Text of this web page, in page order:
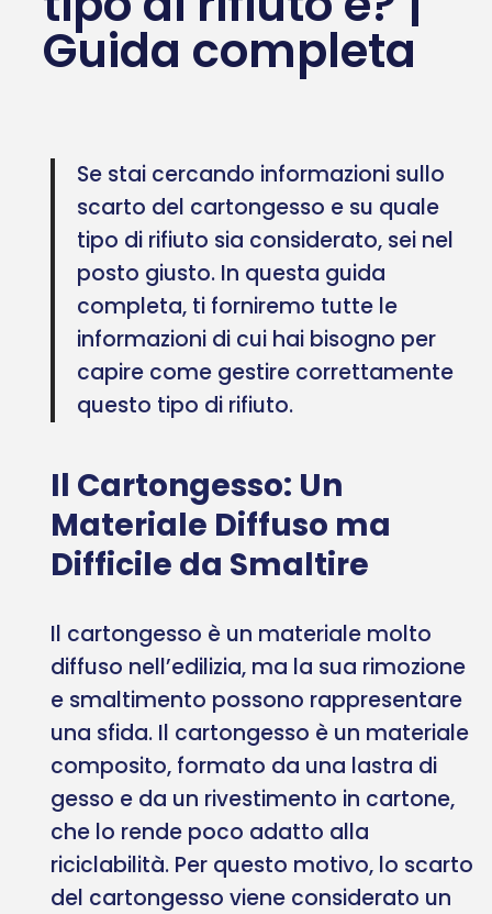
Guida completa
Se stai cercando informazioni sullo
scarto del cartongesso e su quale
tipo di rifiuto sia considerato, sei nel
posto giusto. In questa guida
completa, ti forniremo tutte le
informazioni di cui hai bisogno per
capire come gestire correttamente
questo tipo di rifiuto.
Il Cartongesso: Un
Materiale Diffuso ma
Difficile da Smaltire
Il cartongesso è un materiale molto
diffuso nell’edilizia, ma la sua rimozione
e smaltimento possono rappresentare
una sfida. Il cartongesso è un materiale
composito, formato da una lastra di
gesso e da un rivestimento in cartone,
che lo rende poco adatto alla
riciclabilità. Per questo motivo, lo scarto
del cartongesso viene considerato un